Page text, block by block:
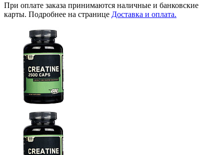
При оплате заказа принимаются наличные и банковские
карты. Подробнее на странице Доставка и оплата.